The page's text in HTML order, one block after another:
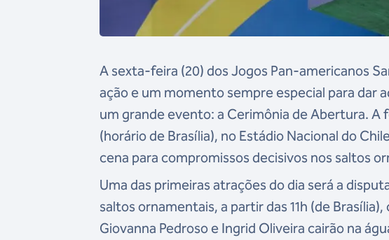
A sexta-feira (20) dos Jogos Pan-americanos
ação e um momento sempre especial para dar
um grande evento: a Cerimônia de Abertura. A
(horário de Brasília), no Estádio Nacional do
cena para compromissos decisivos nos saltos
Uma das primeiras atrações do dia será a
saltos ornamentais, a partir das 11h (de
Giovanna Pedroso e Ingrid Oliveira cairão na